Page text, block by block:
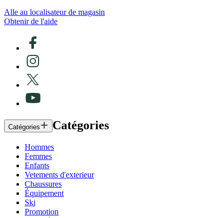
Alle au localisateur de magasin
Obtenir de l'aide
Catégories Catégories
Hommes
Femmes
Enfants
Vetements d'exterieur
Chaussures
Équipement
Ski
Promotion